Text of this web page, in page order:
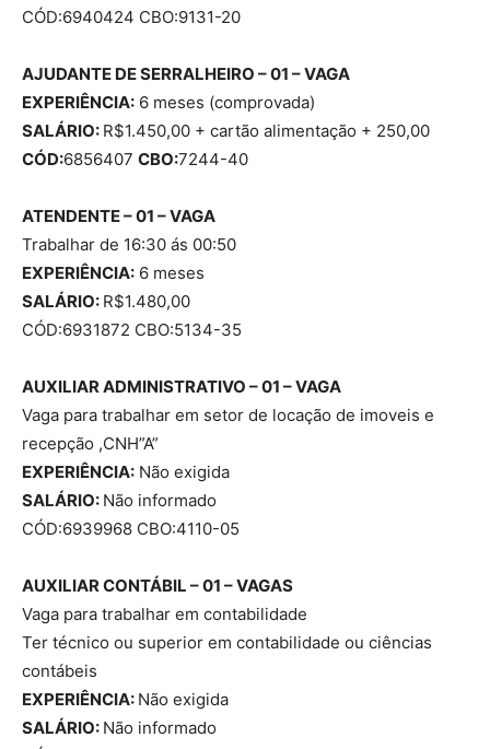
CÓD:6940424 CBO:9131-20
AJUDANTE DE SERRALHEIRO – 01 – VAGA
EXPERIÊNCIA: 6 meses (comprovada)
SALÁRIO: R$1.450,00 + cartão alimentação + 250,00
CÓD:6856407 CBO:7244-40
ATENDENTE – 01 – VAGA
Trabalhar de 16:30 ás 00:50
EXPERIÊNCIA: 6 meses
SALÁRIO: R$1.480,00
CÓD:6931872 CBO:5134-35
AUXILIAR ADMINISTRATIVO – 01 – VAGA
Vaga para trabalhar em setor de locação de imoveis e
recepção ,CNH”A”
EXPERIÊNCIA: Não exigida
SALÁRIO: Não informado
CÓD:6939968 CBO:4110-05
AUXILIAR CONTÁBIL – 01 – VAGAS
Vaga para trabalhar em contabilidade
Ter técnico ou superior em contabilidade ou ciências
contábeis
EXPERIÊNCIA: Não exigida
SALÁRIO: Não informado